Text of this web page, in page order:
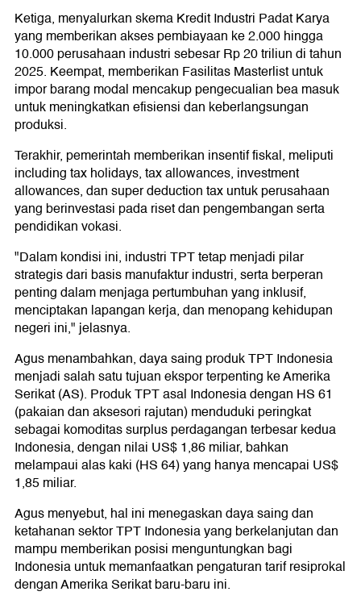
Ketiga, menyalurkan skema Kredit Industri Padat Karya
yang memberikan akses pembiayaan ke 2.000 hingga
10.000 perusahaan industri sebesar Rp 20 triliun di tahun
2025. Keempat, memberikan Fasilitas Masterlist untuk
impor barang modal mencakup pengecualian bea masuk
untuk meningkatkan efisiensi dan keberlangsungan
produksi.
Terakhir, pemerintah memberikan insentif fiskal, meliputi
including tax holidays, tax allowances, investment
allowances, dan super deduction tax untuk perusahaan
yang berinvestasi pada riset dan pengembangan serta
pendidikan vokasi.
"Dalam kondisi ini, industri TPT tetap menjadi pilar
strategis dari basis manufaktur industri, serta berperan
penting dalam menjaga pertumbuhan yang inklusif,
menciptakan lapangan kerja, dan menopang kehidupan
negeri ini," jelasnya.
Agus menambahkan, daya saing produk TPT Indonesia
menjadi salah satu tujuan ekspor terpenting ke Amerika
Serikat (AS). Produk TPT asal Indonesia dengan HS 61
(pakaian dan aksesori rajutan) menduduki peringkat
sebagai komoditas surplus perdagangan terbesar kedua
Indonesia, dengan nilai US$ 1,86 miliar, bahkan
melampaui alas kaki (HS 64) yang hanya mencapai US$
1,85 miliar.
Agus menyebut, hal ini menegaskan daya saing dan
ketahanan sektor TPT Indonesia yang berkelanjutan dan
mampu memberikan posisi menguntungkan bagi
Indonesia untuk memanfaatkan pengaturan tarif resiprokal
dengan Amerika Serikat baru-baru ini.